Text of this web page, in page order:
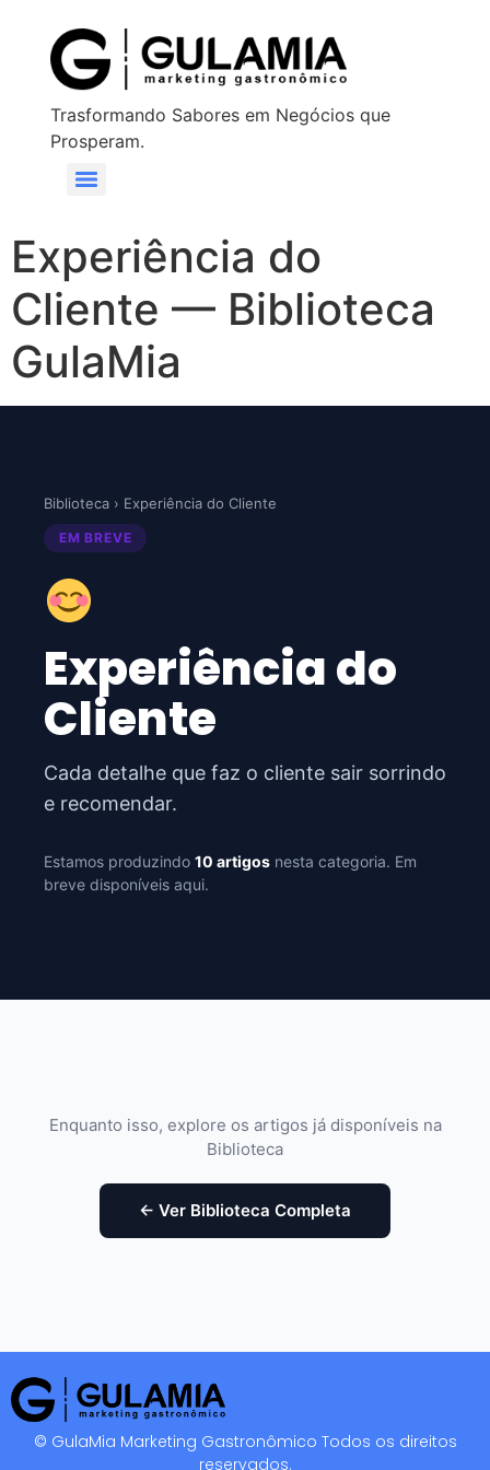
Trasformando Sabores em Negócios que
Prosperam.
Experiência do
Cliente — Biblioteca
GulaMia
Biblioteca › Experiência do Cliente
EM BREVE
Experiência do
Cliente
Cada detalhe que faz o cliente sair sorrindo
e recomendar.
Estamos produzindo 10 artigos nesta categoria. Em
breve disponíveis aqui.
Enquanto isso, explore os artigos já disponíveis na
Biblioteca
← Ver Biblioteca Completa
© GulaMia Marketing Gastronômico Todos os direitos
reservados.